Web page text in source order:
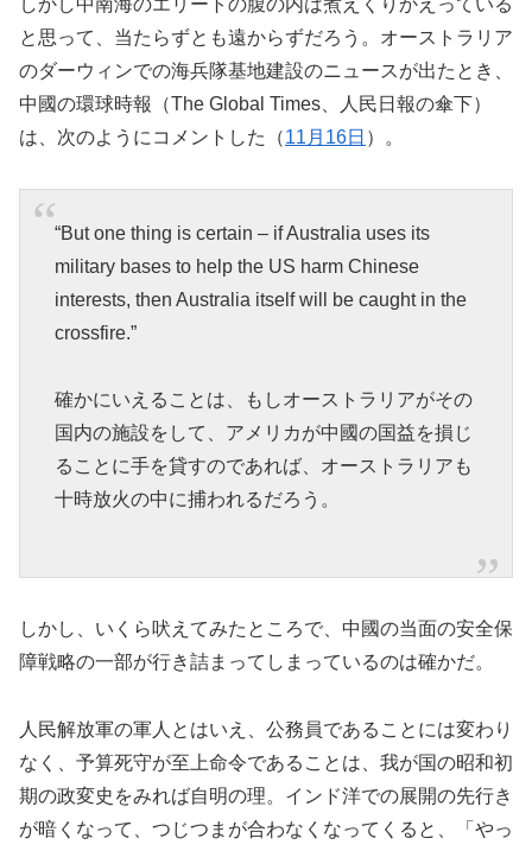
しかし中南海のエリートの腹の内は煮えくりかえっている
と思って、当たらずとも遠からずだろう。オーストラリア
のダーウィンでの海兵隊基地建設のニュースが出たとき、
中國の環球時報（The Global Times、人民日報の傘下）
は、次のようにコメントした（11月16日 ）。
“But one thing is certain – if Australia uses its
military bases to help the US harm Chinese
interests, then Australia itself will be caught in the
crossfire.”
確かにいえることは、もしオーストラリアがその
国内の施設をして、アメリカが中國の国益を損じ
ることに手を貸すのであれば、オーストラリアも
十時放火の中に捕われるだろう。
しかし、いくら吠えてみたところで、中國の当面の安全保
障戦略の一部が行き詰まってしまっているのは確かだ。
人民解放軍の軍人とはいえ、公務員であることには変わり
なく、予算死守が至上命令であることは、我が国の昭和初
期の政変史をみれば自明の理。インド洋での展開の先行き
が暗くなって、つじつまが合わなくなってくると、「やっ